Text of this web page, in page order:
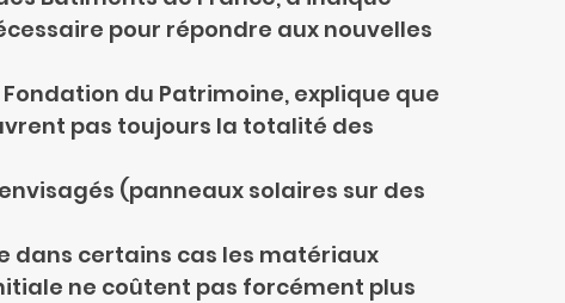
pour répondre aux nouvelles
la Fondation du Patrimoine, explique que
pas toujours la totalité des
envisagés (panneaux solaires sur des
dans certains cas les matériaux
ne coûtent pas forcément plus